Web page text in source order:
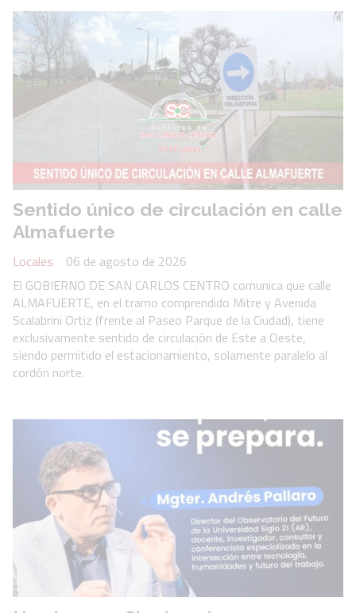
Sentido único de circulación en calle
Almafuerte
Locales
06 de agosto de 2026
El GOBIERNO DE SAN CARLOS CENTRO comunica que calle
ALMAFUERTE, en el tramo comprendido Mitre y Avenida
Scalabrini Ortiz (frente al Paseo Parque de la Ciudad), tiene
exclusivamente sentido de circulación de Este a Oeste,
siendo permitido el estacionamiento, solamente paralelo al
cordón norte.